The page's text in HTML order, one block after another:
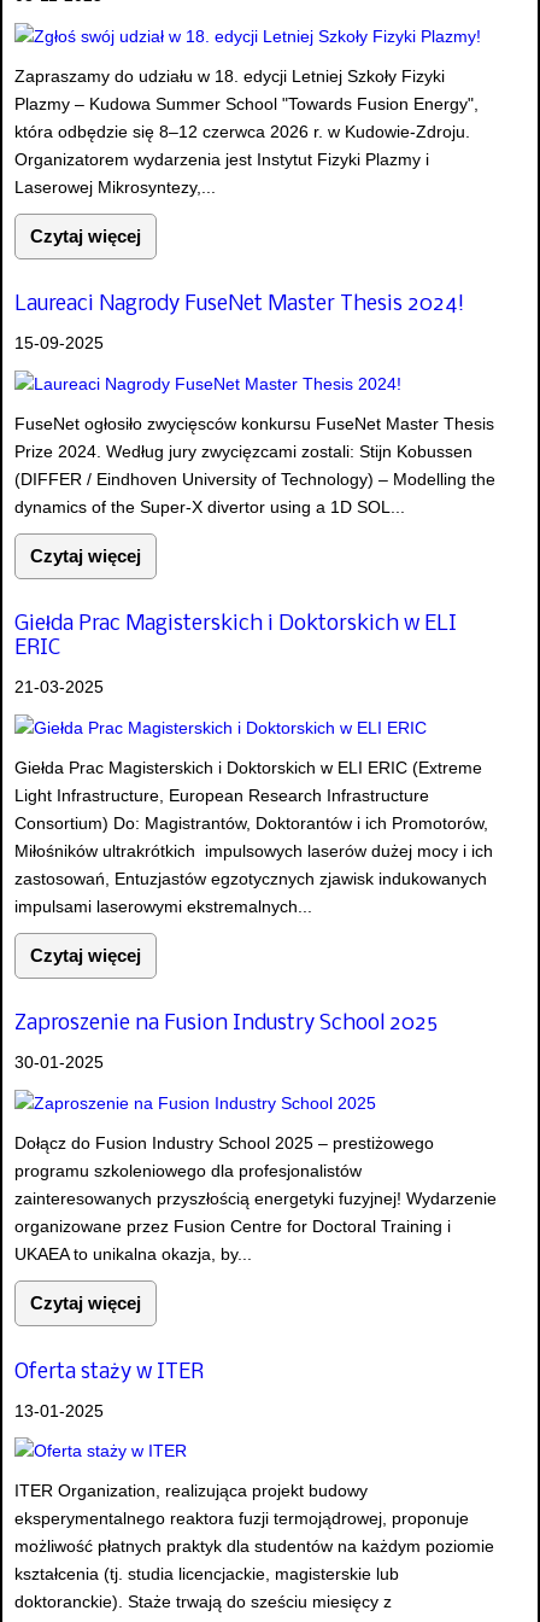
Zapraszamy do udziału w 18. edycji Letniej Szkoły Fizyki
Plazmy – Kudowa Summer School "Towards Fusion Energy",
która odbędzie się 8–12 czerwca 2026 r. w Kudowie-Zdroju.
Organizatorem wydarzenia jest Instytut Fizyki Plazmy i
Laserowej Mikrosyntezy,...
Czytaj więcej
Laureaci Nagrody FuseNet Master Thesis 2024!
15-09-2025
FuseNet ogłosiło zwycięsców konkursu FuseNet Master Thesis
Prize 2024. Według jury zwycięzcami zostali: Stijn Kobussen
(DIFFER / Eindhoven University of Technology) – Modelling the
dynamics of the Super-X divertor using a 1D SOL...
Czytaj więcej
Giełda Prac Magisterskich i Doktorskich w ELI
ERIC
21-03-2025
Giełda Prac Magisterskich i Doktorskich w ELI ERIC (Extreme
Light Infrastructure, European Research Infrastructure
Consortium) Do: Magistrantów, Doktorantów i ich Promotorów,
Miłośników ultrakrótkich impulsowych laserów dużej mocy i ich
zastosowań, Entuzjastów egzotycznych zjawisk indukowanych
impulsami laserowymi ekstremalnych...
Czytaj więcej
Zaproszenie na Fusion Industry School 2025
30-01-2025
Dołącz do Fusion Industry School 2025 – prestiżowego
programu szkoleniowego dla profesjonalistów
zainteresowanych przyszłością energetyki fuzyjnej! Wydarzenie
organizowane przez Fusion Centre for Doctoral Training i
UKAEA to unikalna okazja, by...
Czytaj więcej
Oferta staży w ITER
13-01-2025
ITER Organization, realizująca projekt budowy
eksperymentalnego reaktora fuzji termojądrowej, proponuje
możliwość płatnych praktyk dla studentów na każdym poziomie
kształcenia (tj. studia licencjackie, magisterskie lub
doktoranckie). Staże trwają do sześciu miesięcy z